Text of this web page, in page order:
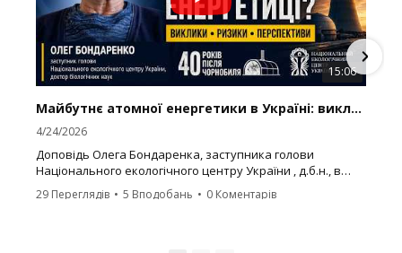
15:06
Майбутнє атомної енергетики в Україні: виклики, ризики та стратегія розвитку
4/24/2026
Доповідь Олега Бондаренка, заступника голови
Національного екологічного центру України , д.б.н., в
рамках заходу:
29 Переглядів • 5 Вподобань • 0 Коментарів